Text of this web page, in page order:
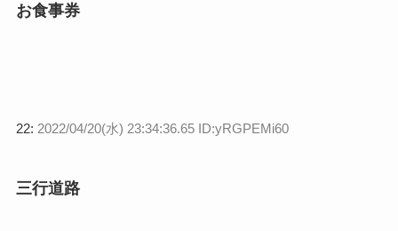
お食事券
22: 2022/04/20(水) 23:34:36.65 ID:yRGPEMi60
三行道路